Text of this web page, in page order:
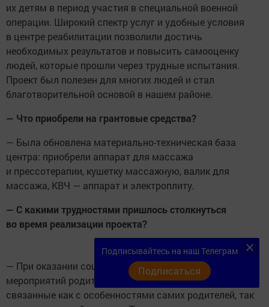
их детям в период участия в специальной военной
операции. Широкий спектр услуг и удобные условия
в центре реабилитации позволили достичь
необходимых результатов и повысить самооценку
людей, которые прошли через трудные испытания.
Проект был полезен для многих людей и стал
благотворительной основой в нашем районе.
— Что приобрели на грантовые средства?
— Была обновлена материально-техническая база
центра: приобрели аппарат для массажа
и прессотерапии, кушетку массажную, валик для
массажа, КВЧ — аппарат и электроплиту.
— С какими трудностями пришлось столкнуться
во время реализации проекта?
— При оказании социально-реабилитационных
мероприятий родителям бойцов были проблемы,
связанные как с особенностями самих родителей, так
Подписывайтесь на наш Телеграм
Подписаться